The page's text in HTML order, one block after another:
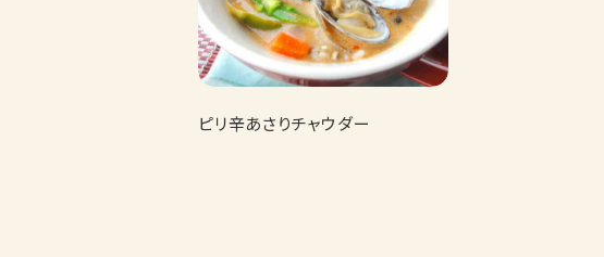
ピリ辛あさりチャウダー